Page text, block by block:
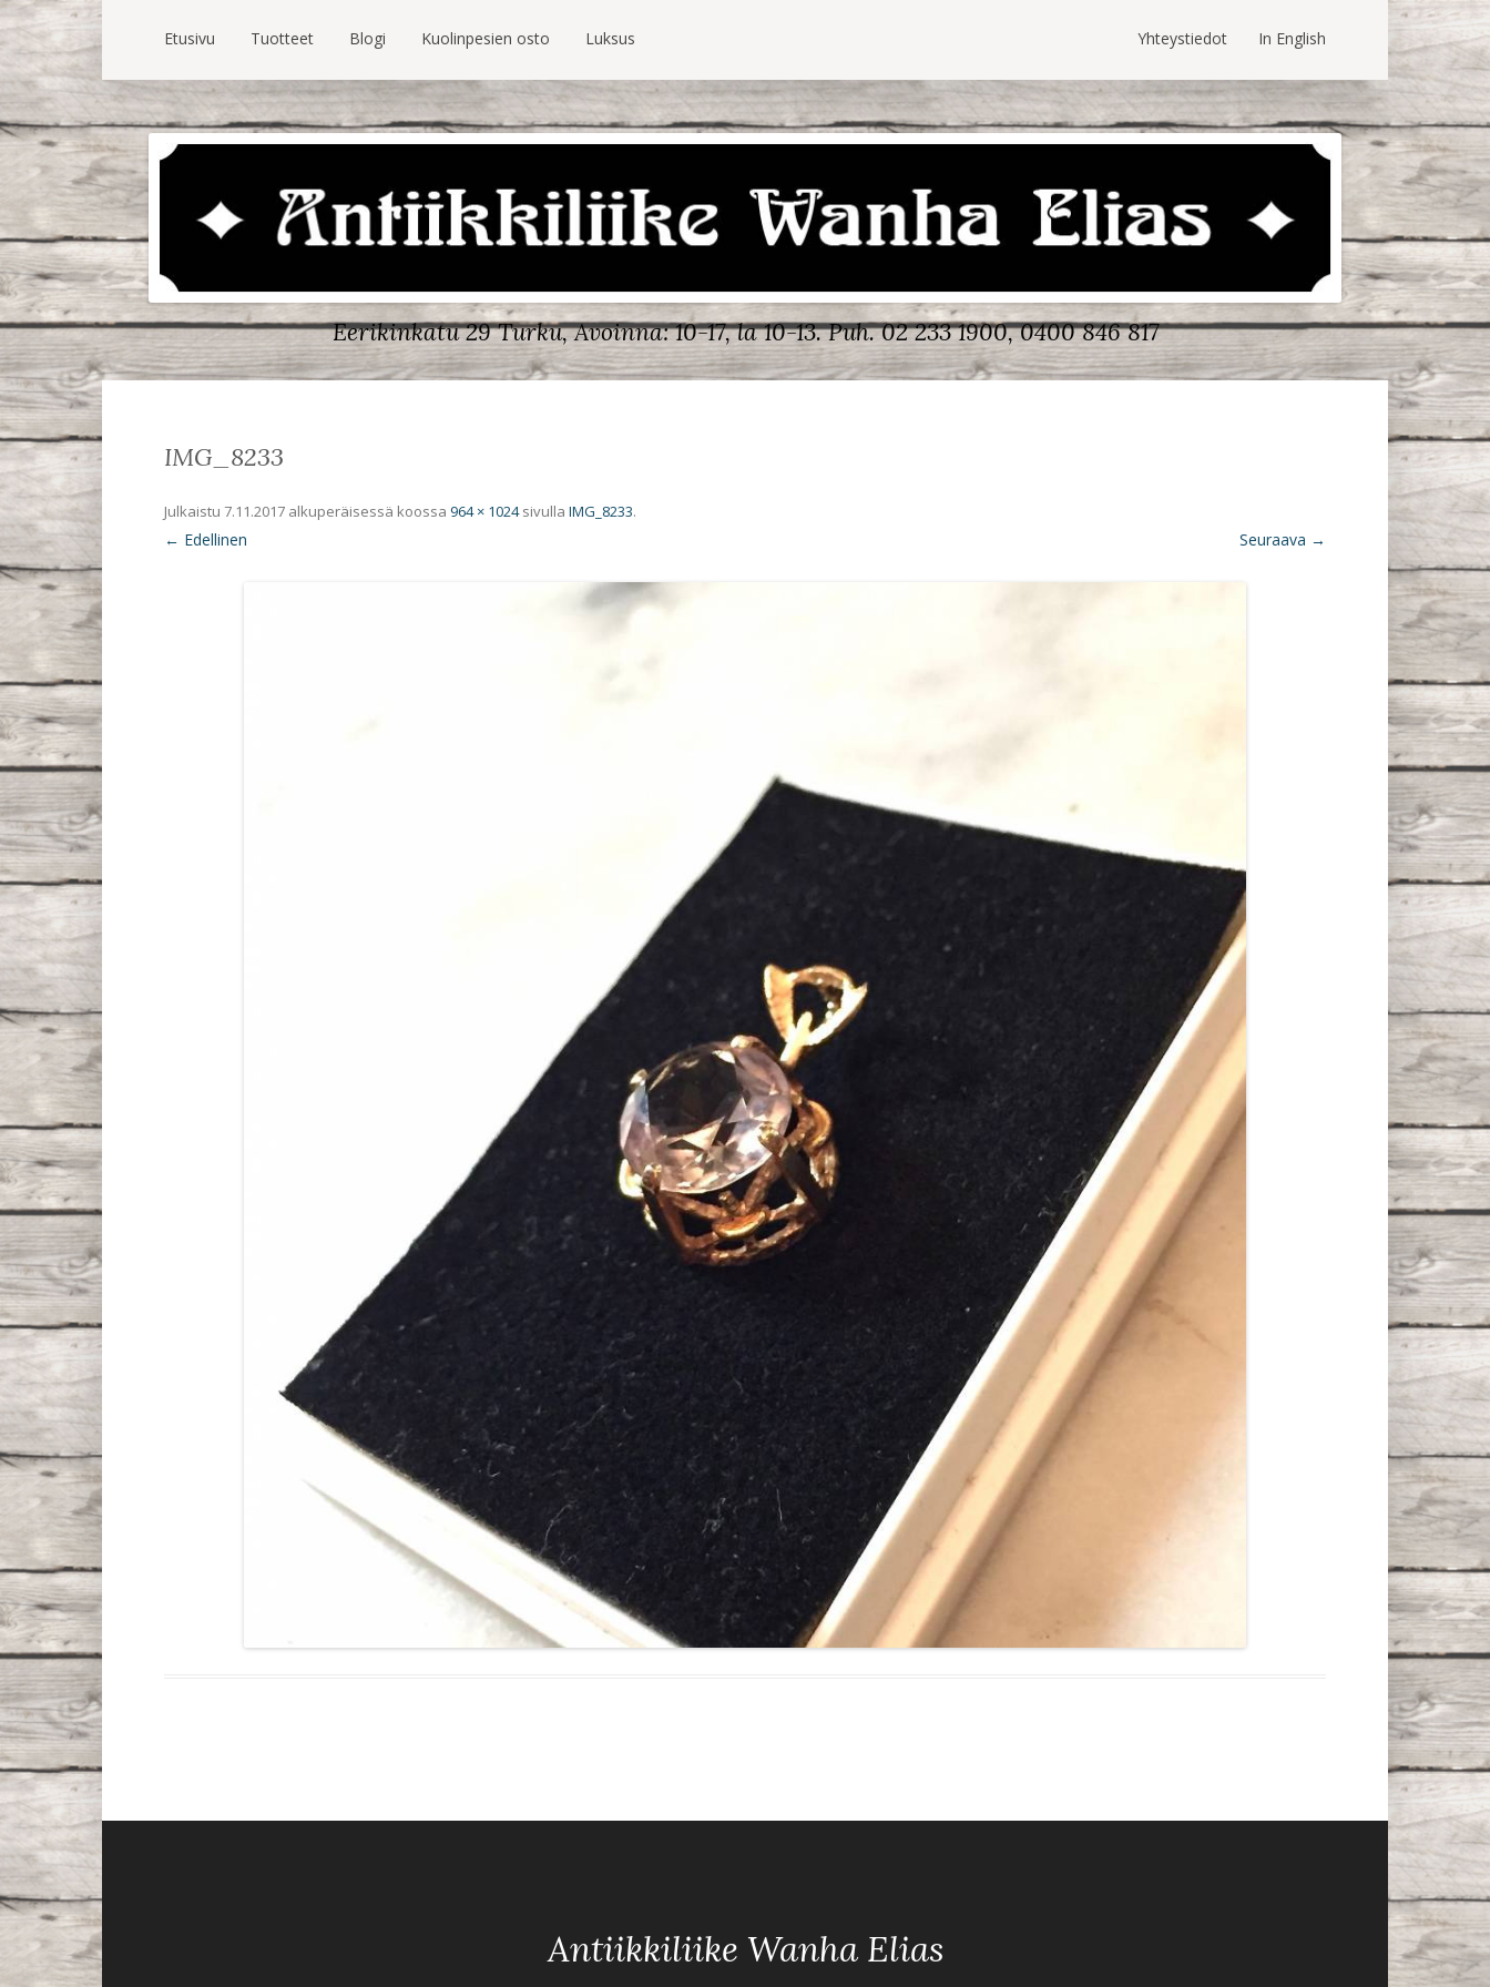
Etusivu Tuotteet Blogi Kuolinpesien osto Luksus In English
Yhteystiedot
Eerikinkatu 29 Turku, Avoinna: 10-17, la 10-13.Puh. 02 233 1900, 0400 846 817
IMG_8233
Julkaistu 7.11.2017 alkuperäisessä koossa 964 × 1024sivulla IMG_8233.
← Edellinen Seuraava →
Antiikkiliike Wanha Elias